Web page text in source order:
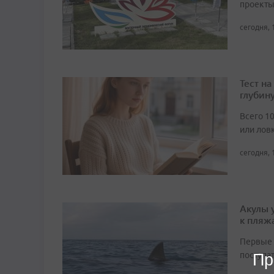
сегодня,
Тест
Всего
или
сегодня,
Акулы
к
Первые